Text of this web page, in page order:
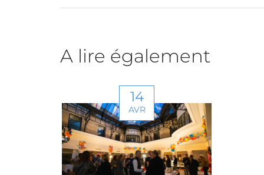
A lire également
14
AVR